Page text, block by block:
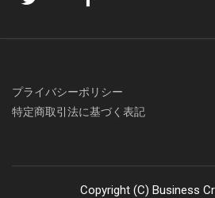
プライバシーポリシー
特定商取引法に基づく表記
Copyright (C) Business